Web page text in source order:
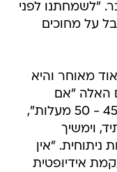
"לשמחתנו לפני
על מחוכים
מאוחר והיא
האלה "אם
העקמת מגיעה לערכים גדולים מ-45 - 50 מעלות",
וימשיך
"אין
אידיופטית